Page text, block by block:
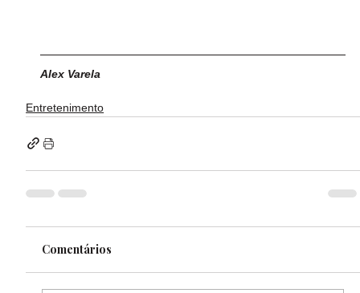
Alex Varela
Entretenimento
Comentários